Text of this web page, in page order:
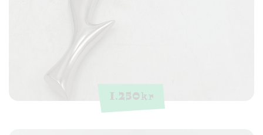
1.250kr